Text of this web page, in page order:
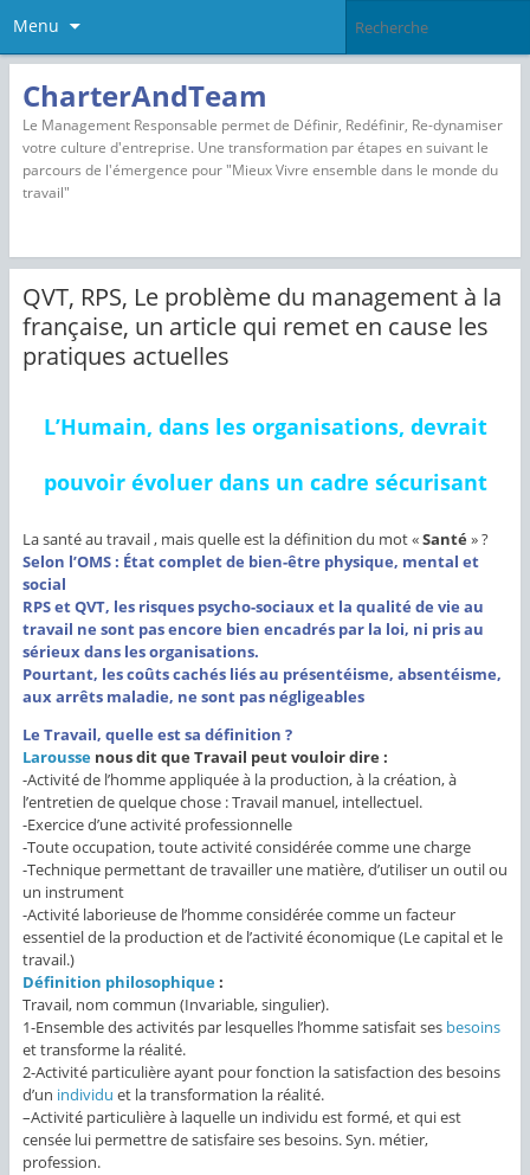
Menu
CharterAndTeam
Le Management Responsable permet de Définir, Redéfinir, Re-dynamiser
votre culture d'entreprise. Une transformation par étapes en suivant le
parcours de l'émergence pour "Mieux Vivre ensemble dans le monde du
travail"
QVT, RPS, Le problème du management à la
française, un article qui remet en cause les
pratiques actuelles
L’Humain, dans les organisations, devrait
pouvoir évoluer dans un cadre sécurisant
La santé au travail , mais quelle est la définition du mot «Santé » ?
Selon l’OMS : État complet de bien-être physique, mental et
social
RPS et QVT, les risques psycho-sociaux et la qualité de vie au
travail ne sont pas encore bien encadrés par la loi, ni pris au
sérieux dans les organisations.
Pourtant, les coûts cachés liés au présentéisme, absentéisme,
aux arrêts maladie, ne sont pas négligeables
Le Travail, quelle est sa définition ?
Laroussenous dit que Travail peut vouloir dire :
-Activité de l’homme appliquée à la production, à la création, à
l’entretien de quelque chose :Travail manuel, intellectuel.
-Exercice d’une activité professionnelle
-Toute occupation, toute activité considérée comme une charge
-Technique permettant de travailler une matière, d’utiliser un outil ou
un instrument
-Activité laborieuse de l’homme considérée comme un facteur
essentiel de la production et de l’activité économique (Le capital et le
travail.)
Définition philosophique:
Travail, nom commun (Invariable, singulier).
1-Ensemble des activités par lesquelles l’homme satisfait ses besoins
et transforme la réalité.
2-Activité particulière ayant pour fonction la satisfaction des besoins
d’un individu et la transformation la réalité.
–Activité particulière à laquelle un individu est formé, et qui est
censée lui permettre de satisfaire ses besoins. Syn. métier,
profession.